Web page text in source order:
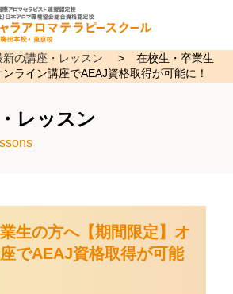
新の講座・レッスン >
在校生・卒業生
ライン講座でAEAJ資格取得が可能に！
レッスン
生の方へ【期間限定】オ
でAEAJ資格取得が可能